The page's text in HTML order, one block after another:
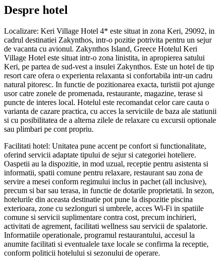
Despre hotel
Localizare: Keri Village Hotel 4* este situat in zona Keri, 29092, in
cadrul destinatiei Zakynthos, intr-o pozitie potrivita pentru un sejur
de vacanta cu avionul. Zakynthos Island, Greece Hotelul Keri
Village Hotel este situat intr-o zona linistita, in apropierea satului
Keri, pe partea de sud-vest a insulei Zakynthos. Este un hotel de tip
resort care ofera o experienta relaxanta si confortabila intr-un cadru
natural pitoresc. In functie de pozitionarea exacta, turistii pot ajunge
usor catre zonele de promenada, restaurante, magazine, terase si
puncte de interes local. Hotelul este recomandat celor care cauta o
varianta de cazare practica, cu acces la serviciile de baza ale statiunii
si cu posibilitatea de a alterna zilele de relaxare cu excursii optionale
sau plimbari pe cont propriu.
Facilitati hotel: Unitatea pune accent pe confort si functionalitate,
oferind servicii adaptate tipului de sejur si categoriei hoteliere.
Oaspetii au la dispozitie, in mod uzual, receptie pentru asistenta si
informatii, spatii comune pentru relaxare, restaurant sau zona de
servire a mesei conform regimului inclus in pachet (all inclusive),
precum si bar sau terasa, in functie de dotarile proprietatii. In sezon,
hotelurile din aceasta destinatie pot pune la dispozitie piscina
exterioara, zone cu sezlonguri si umbrele, acces Wi-Fi in spatiile
comune si servicii suplimentare contra cost, precum inchirieri,
activitati de agrement, facilitati wellness sau servicii de spalatorie.
Informatiile operationale, programul restaurantului, accesul la
anumite facilitati si eventualele taxe locale se confirma la receptie,
conform politicii hotelului si sezonului de operare.